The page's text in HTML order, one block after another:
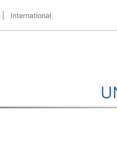
International